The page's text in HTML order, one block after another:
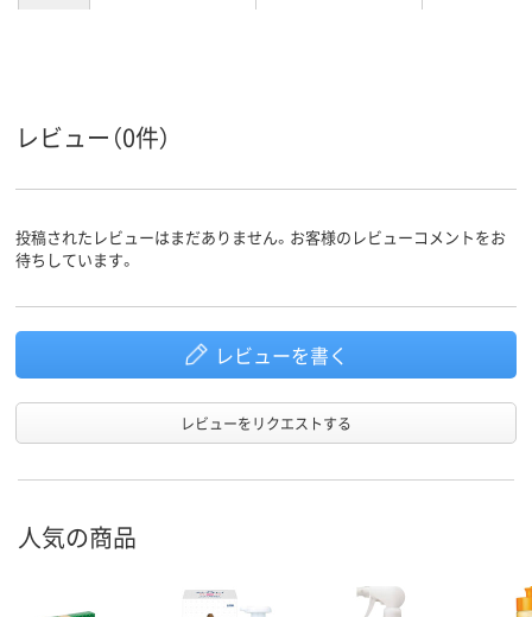
レビュー（0件）
投稿されたレビューはまだありません。お客様のレビューコメントをお
待ちしています。
レビューを書く
レビューをリクエストする
人気の商品